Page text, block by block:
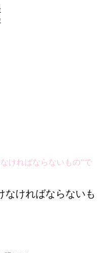
ければならないもの”で
なければならないも